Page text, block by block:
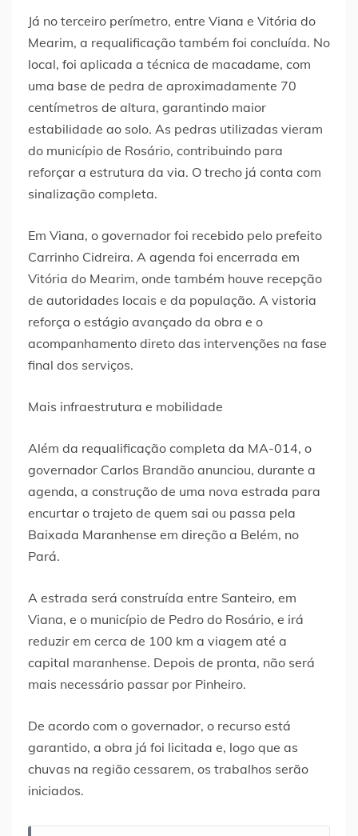
Já no terceiro perímetro, entre Viana e Vitória do
Mearim, a requalificação também foi concluída. No
local, foi aplicada a técnica de macadame, com
uma base de pedra de aproximadamente 70
centímetros de altura, garantindo maior
estabilidade ao solo. As pedras utilizadas vieram
do município de Rosário, contribuindo para
reforçar a estrutura da via. O trecho já conta com
sinalização completa.
Em Viana, o governador foi recebido pelo prefeito
Carrinho Cidreira. A agenda foi encerrada em
Vitória do Mearim, onde também houve recepção
de autoridades locais e da população. A vistoria
reforça o estágio avançado da obra e o
acompanhamento direto das intervenções na fase
final dos serviços.
Mais infraestrutura e mobilidade
Além da requalificação completa da MA-014, o
governador Carlos Brandão anunciou, durante a
agenda, a construção de uma nova estrada para
encurtar o trajeto de quem sai ou passa pela
Baixada Maranhense em direção a Belém, no
Pará.
A estrada será construída entre Santeiro, em
Viana, e o município de Pedro do Rosário, e irá
reduzir em cerca de 100 km a viagem até a
capital maranhense. Depois de pronta, não será
mais necessário passar por Pinheiro.
De acordo com o governador, o recurso está
garantido, a obra já foi licitada e, logo que as
chuvas na região cessarem, os trabalhos serão
iniciados.